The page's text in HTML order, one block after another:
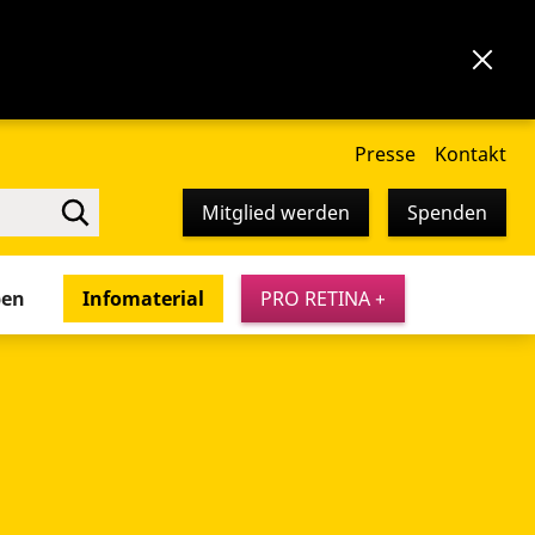
Presse Kontakt
Mitglied werden Spenden
Infomaterial PRO RETINA +